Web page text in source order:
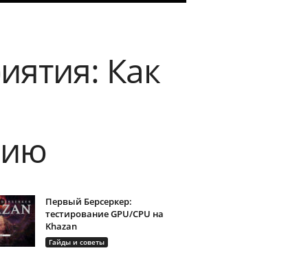
Как
Первый Берсеркер:
тестирование GPU/CPU на
Khazan
Гайды и советы